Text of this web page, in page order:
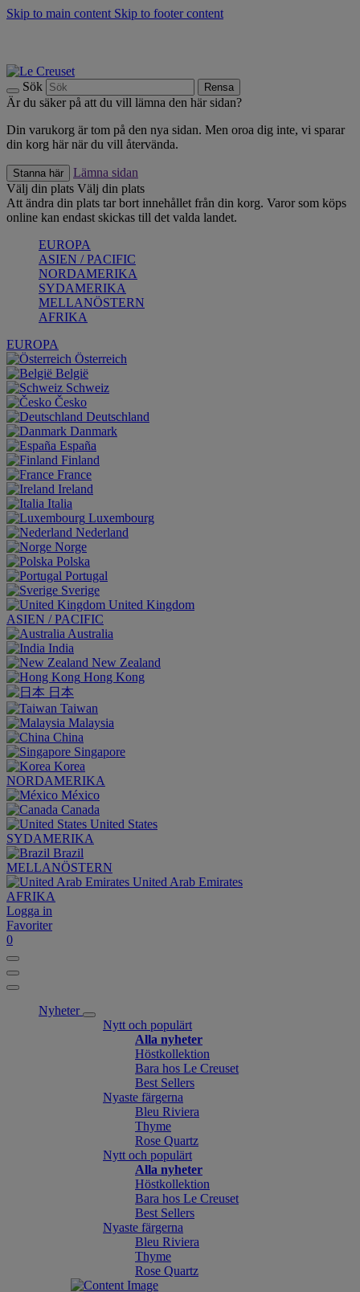
Skip to main content Skip to footer content
Sök Rensa
Är du säker på att du vill lämna den här sidan?
Din varukorg är tom på den nya sidan. Men oroa dig inte, vi sparar
din korg här när du vill återvända.
Stanna här
Lämna sidan
Välj din plats Välj din plats
Att ändra din plats tar bort innehållet från din korg. Varor som köps
online kan endast skickas till det valda landet.
EUROPA
ASIEN / PACIFIC
NORDAMERIKA
SYDAMERIKA
MELLANÖSTERN
AFRIKA
EUROPA
Österreich
België
Schweiz
Česko
Deutschland
Danmark
España
Finland
France
Ireland
Italia
Luxembourg
Nederland
Norge
Polska
Portugal
Sverige
United Kingdom
ASIEN / PACIFIC
Australia
India
New Zealand
Hong Kong
日本
Taiwan
Malaysia
China
Singapore
Korea
NORDAMERIKA
México
Canada
United States
SYDAMERIKA
Brazil
MELLANÖSTERN
United Arab Emirates
AFRIKA
Logga in
Favoriter
0
Nyheter
Nytt och populärt
Alla nyheter
Höstkollektion
Bara hos Le Creuset
Best Sellers
Nyaste färgerna
Bleu Riviera
Thyme
Rose Quartz
Nytt och populärt
Alla nyheter
Höstkollektion
Bara hos Le Creuset
Best Sellers
Nyaste färgerna
Bleu Riviera
Thyme
Rose Quartz